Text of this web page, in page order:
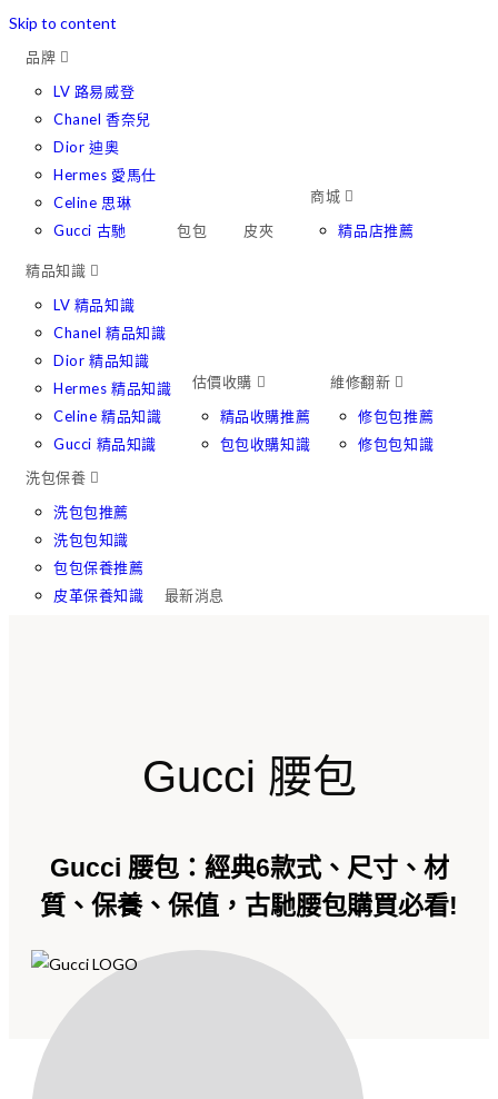
Skip to content
品牌
LV 路易威登
Chanel 香奈兒
Dior 迪奧
Hermes 愛馬仕
Celine 思琳
Gucci 古馳
包包 皮夾
商城
精品店推薦
精品知識
LV 精品知識
Chanel 精品知識
Dior 精品知識
Hermes 精品知識
Celine 精品知識
Gucci 精品知識
估價收購
精品收購推薦
包包收購知識
維修翻新
修包包推薦
修包包知識
洗包保養
洗包包推薦
洗包包知識
包包保養推薦
皮革保養知識
最新消息
Gucci 腰包
Gucci 腰包：經典6款式、尺寸、材
質、保養、保值，古馳腰包購買必看!